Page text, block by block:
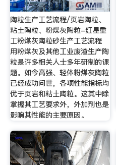
陶粒生产工艺流程/页岩陶粒、
粘土陶粒、粉煤灰陶粒-红星重
工粉煤灰陶粒砂生产工艺流程
用粉煤灰及其他工业废渣生产陶
粒是许多相关人士多年研制的课
题。如今高强、轻体粉煤灰陶粒
已经成功问世，各项性能指标均
优于页岩和粘土陶粒。这其中除
掌握其工艺要求外，外加剂也是
影响其性能的主要原因。